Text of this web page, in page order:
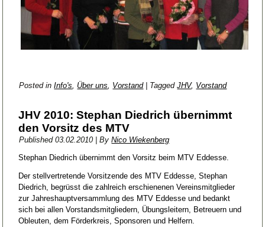
Posted in Info's Über uns Vorstand| Tagged JHV, Vorstand
JHV 2010: Stephan Diedrich übernimmt
den Vorsitz des MTV
Published 03.02.2010|By Nico Wiekenberg
Stephan Diedrich übernimmt den Vorsitz beim MTV Eddesse.
Der stellvertretende Vorsitzende des MTV Eddesse, Stephan
Diedrich, begrüsst die zahlreich erschienenen Vereinsmitglieder
zur Jahreshauptversammlung des MTV Eddesse und bedankt
sich bei allen Vorstandsmitgliedern, Übungsleitern, Betreuern und
Obleuten, dem Förderkreis, Sponsoren und Helfern.